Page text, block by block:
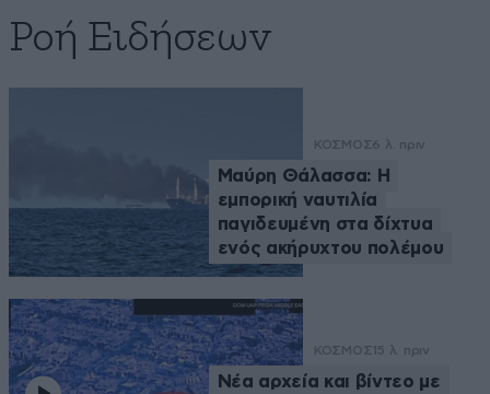
Ροή Ειδήσεων
ΚΟΣΜΟΣ6 λ. πριν
Μαύρη Θάλασσα: Η
εμπορική ναυτιλία
παγιδευμένη στα δίχτυα
ενός ακήρυχτου πολέμου
ΚΟΣΜΟΣ 15 λ. πριν
Νέα αρχεία και βίντεο με